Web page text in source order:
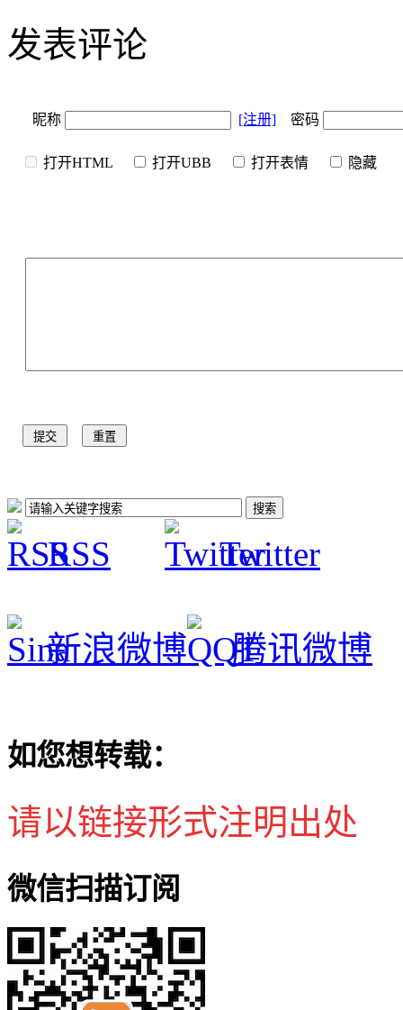
发表评论
昵称 [注册] 密码
打开HTML 打开UBB 打开表情 隐
RSS Twitter
新浪微博 腾讯微博
如您想转载：
请以链接形式注明出处
微信扫描订阅